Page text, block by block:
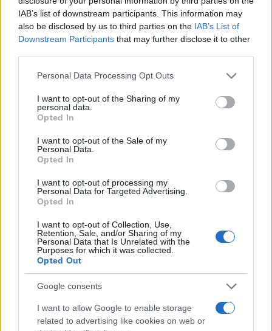
IAB’s list of downstream participants. This information may
also be disclosed by us to third parties on the IAB’s List of
Downstream Participants that may further disclose it to other
Please note that this website/app uses one or more Google
not limited to your visit or usage behaviour. You may click to
grant or deny consent to Google and its third-party tags to
use your data for below specified purposes in below Google
consent section.
Personal Data Processing Opt Outs
I want to opt-out of the Sharing of my
personal data.
Opted In
I want to opt-out of the Sale of my
Personal Data.
Opted In
I want to opt-out of processing my
Personal Data for Targeted Advertising.
Opted In
I want to opt-out of Collection, Use,
Retention, Sale, and/or Sharing of my
Personal Data that Is Unrelated with the
Purposes for which it was collected.
Opted Out
Google consents
I want to allow Google to enable storage
related to advertising like cookies on web or
Országos hírek
Itt az ÉVOSZ megoldása a hőhullámok és
az energiakrízis kezelésére
Miért éri meg Afrikában utat építeni?
Minden, amit a GED Afrika projektről
Kihívások labirintusában
Országos hírek
Túlfogyasztás napja - július 30-ra
évre elegendő erőforrásait
HÍRLEVÉL